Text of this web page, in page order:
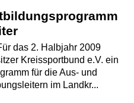
das 2. Halbjahr 2009
Kreissportbund e.V. ein
für die Aus- und
im Landkr...